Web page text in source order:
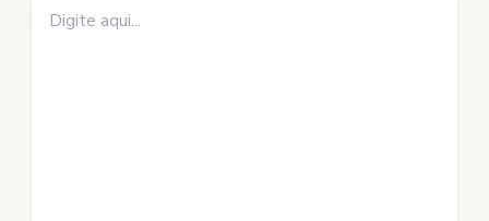
aqui...